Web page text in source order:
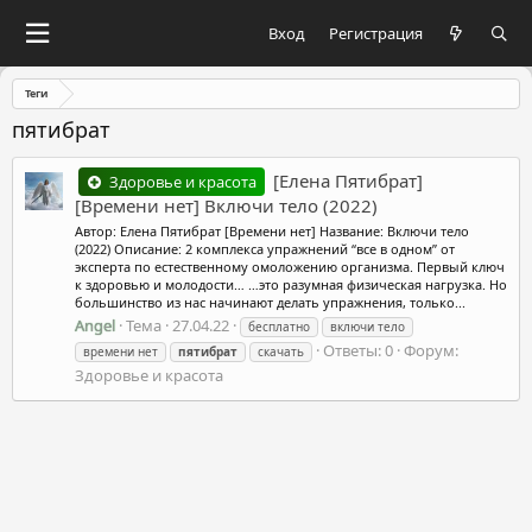
Вход Регистрация
Теги
пятибрат
Здоровье и красота
[Елена Пятибрат]
[Времени нет] Включи тело (2022)
Автор: Елена Пятибрат [Времени нет] Название: Включи тело
(2022) Описание: 2 комплекса упражнений “все в одном” от
эксперта по естественному омоложению организма. Первый ключ
к здоровью и молодости… …это разумная физическая нагрузка. Но
большинство из нас начинают делать упражнения, только...
Angel Тема 27.04.22 бесплатно
включи тело
времени нет
пятибрат скачать Ответы: 0 Форум:
Здоровье и красота